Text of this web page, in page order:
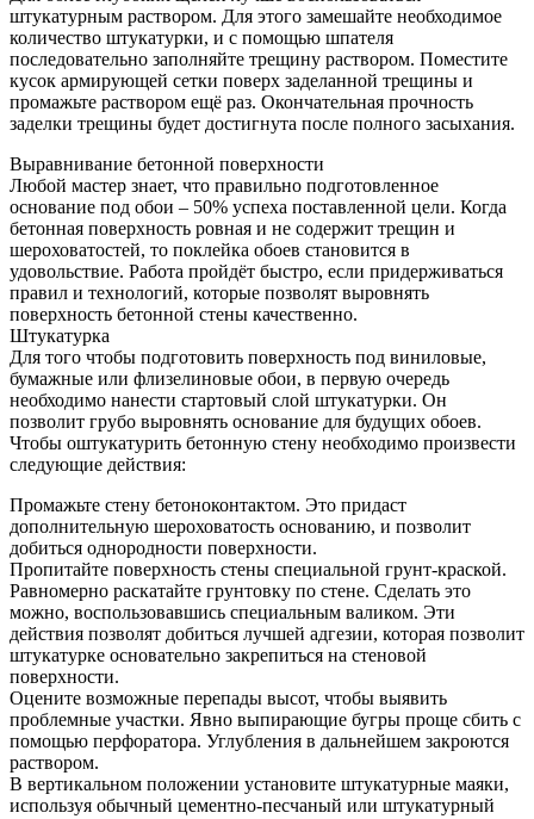
штукатурным раствором. Для этого замешайте необходимое
количество штукатурки, и с помощью шпателя
последовательно заполняйте трещину раствором. Поместите
кусок армирующей сетки поверх заделанной трещины и
промажьте раствором ещё раз. Окончательная прочность
заделки трещины будет достигнута после полного засыхания.
Выравнивание бетонной поверхности
Любой мастер знает, что правильно подготовленное
основание под обои – 50% успеха поставленной цели. Когда
бетонная поверхность ровная и не содержит трещин и
шероховатостей, то поклейка обоев становится в
удовольствие. Работа пройдёт быстро, если придерживаться
правил и технологий, которые позволят выровнять
поверхность бетонной стены качественно.
Штукатурка
Для того чтобы подготовить поверхность под виниловые,
бумажные или флизелиновые обои, в первую очередь
необходимо нанести стартовый слой штукатурки. Он
позволит грубо выровнять основание для будущих обоев.
Чтобы оштукатурить бетонную стену необходимо произвести
следующие действия:
Промажьте стену бетоноконтактом. Это придаст
дополнительную шероховатость основанию, и позволит
добиться однородности поверхности.
Пропитайте поверхность стены специальной грунт-краской.
Равномерно раскатайте грунтовку по стене. Сделать это
можно, воспользовавшись специальным валиком. Эти
действия позволят добиться лучшей адгезии, которая позволит
штукатурке основательно закрепиться на стеновой
поверхности.
Оцените возможные перепады высот, чтобы выявить
проблемные участки. Явно выпирающие бугры проще сбить с
помощью перфоратора. Углубления в дальнейшем закроются
раствором.
В вертикальном положении установите штукатурные маяки,
используя обычный цементно-песчаный или штукатурный